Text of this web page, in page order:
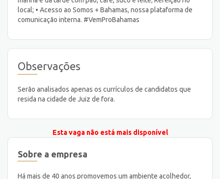
local; • Acesso ao Somos + Bahamas, nossa plataforma de
comunicação interna. #VemProBahamas
Observações
Serão analisados apenas os currículos de candidatos que
resida na cidade de Juiz de fora.
Esta vaga não está mais disponível
Sobre a empresa
Há mais de 40 anos promovemos um ambiente acolhedor,